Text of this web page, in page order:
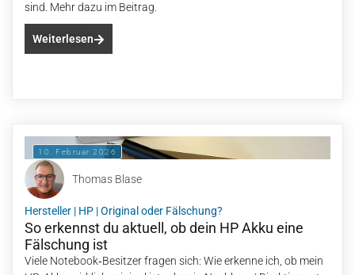
sind. Mehr dazu im Beitrag.
Weiterlesen
10. Februar 2026
Thomas Blase
Hersteller | HP |Original oder Fälschung?
So erkennst du aktuell, ob dein HP Akku eine
Fälschung ist
Viele Notebook‑Besitzer fragen sich: Wie erkenne ich, ob mein